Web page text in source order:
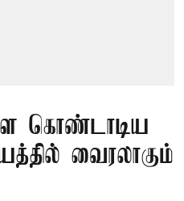
கொண்டாடிய
வைரலாகும்